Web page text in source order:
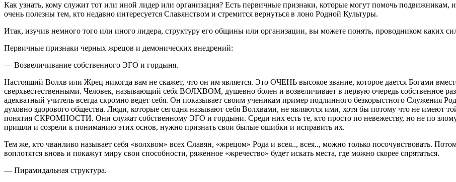
Как узнать, кому служит тот или иной лидер или организация? Есть первичные признаки, которые могут помочь подвижникам,
очень полезны тем, кто недавно интересуется Славянством и стремится вернуться в лоно Родной Культуры.
Итак, изучив немного того или иного лидера, структуру его общины или организации, вы можете понять, проводником каких
Первичные признаки черных жрецов и демонических внедрений:
— Возвеличивание собственного ЭГО и гордыня.
Настоящий Волхв или Жрец никогда вам не скажет, что он им является. Это ОЧЕНЬ высокое звание, которое дается Богами
сверхъестественными. Человек, называющий себя ВОЛХВОМ, душевно болен и возвеличивает в первую очередь собственное
адекватный учитель всегда скромно ведет себя. Он показывает своим ученикам пример подлинного безкорыстного Служения
духовно здорового общества. Люди, которые сегодня называют себя Волхвами, не являются ими, хотя бы потому что не имеют
понятия СКРОМНОСТИ. Они служат собственному ЭГО и гордыни. Среди них есть те, кто просто по невежеству, но не по
пришли и созрели к пониманию этих основ, нужно признать свои былые ошибки и исправить их.
Тем же, кто чванливо называет себя «волхвом» всех Славян, «жрецом» Рода и всея.., всея.., можно только посочувствовать.
воплотятся вновь и покажут миру свои способности, ряженное «жречество» будет искать места, где можно скорее спрятаться.
— Пирамидальная структура.